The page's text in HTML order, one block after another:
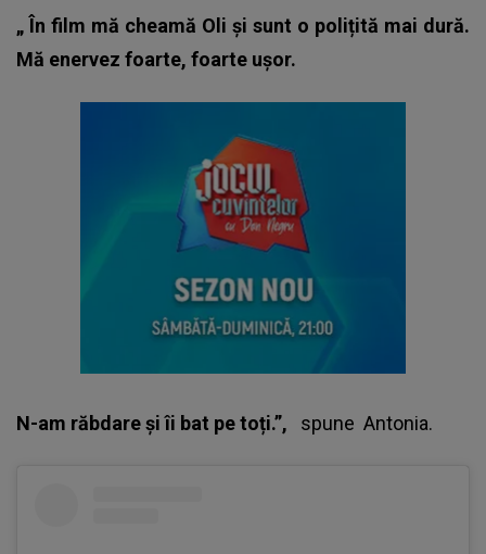
„ În film mă cheamă Oli și sunt o polițită mai dură.
Mă enervez foarte, foarte ușor.
N-am răbdare și îi bat pe toți.”, spune Antonia.